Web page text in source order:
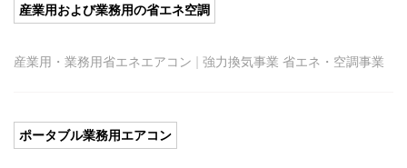
産業用および業務用の省エネ空調
産業用・業務用省エネエアコン | 強力換気事業 省エネ・空調事業
ポータブル業務用エアコン